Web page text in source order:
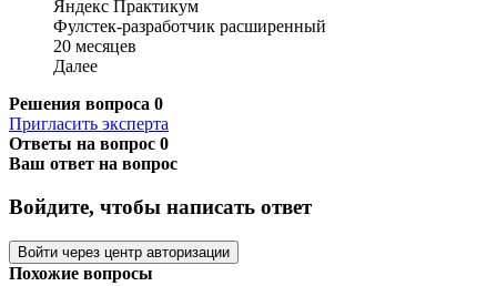
Яндекс Практикум
Фулстек-разработчик расширенный
20 месяцев
Далее
Решения вопроса 0
Пригласить эксперта
Ответы на вопрос 0
Ваш ответ на вопрос
Войдите, чтобы написать ответ
Войти через центр авторизации
Похожие вопросы